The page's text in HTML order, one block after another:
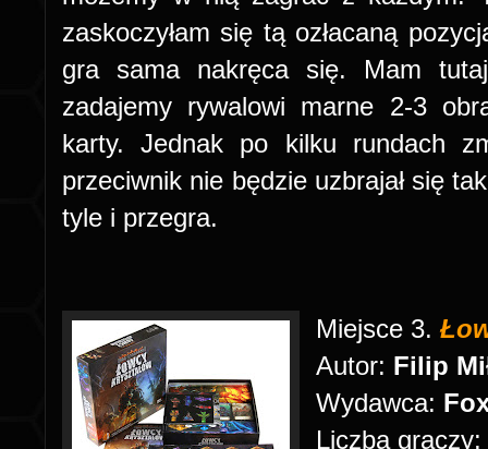
zaskoczyłam się tą ozłacaną
gra sama nakręca się. Mam
zadajemy rywalowi marne 2-3
karty. Jednak po kilku rundach
przeciwnik nie będzie uzbrajał się
tyle i przegra.
Miejsce 3.
Autor: Filip
Wydawca:
Liczba graczy: